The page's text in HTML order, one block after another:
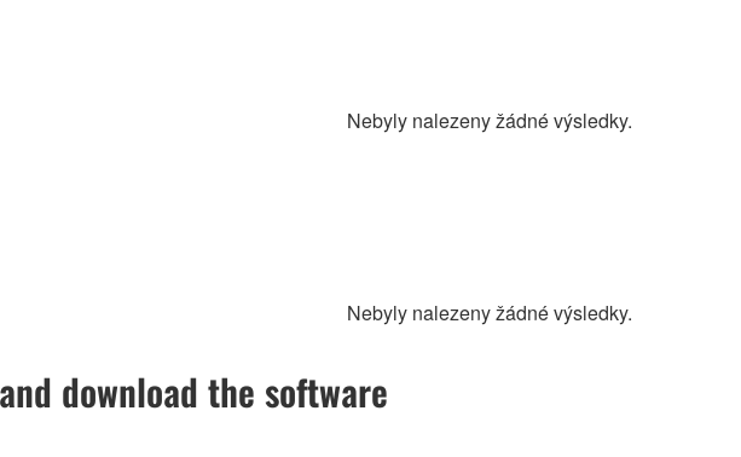
Nebyly nalezeny žádné výsledky.
Nebyly nalezeny žádné výsledky.
download the software